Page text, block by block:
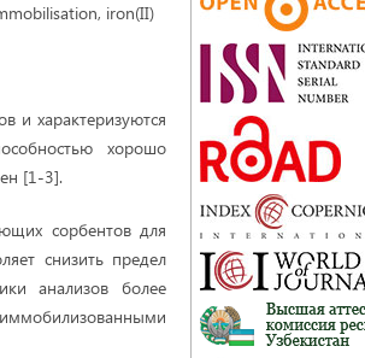
iron(II)
и характеризуются
хорошо
[1-3].
сорбентов для
снизить предел
анализов более